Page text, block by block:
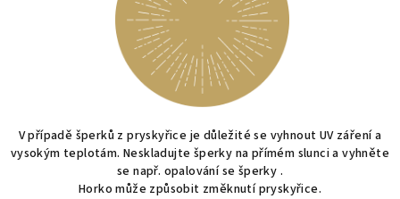
V případě šperků z pryskyřice je důležité se vyhnout UV záření a
vysokým teplotám. Neskladujte šperky na přímém slunci a vyhněte
se např. opalování se šperky .
Horko může způsobit změknutí pryskyřice.